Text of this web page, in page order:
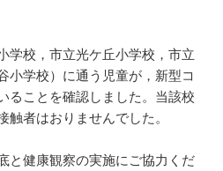
学校，市立光ケ丘小学校，市立
小学校）に通う児童が，新型コ
ることを確認しました。当該校
触者はおりませんでした。
と健康観察の実施にご協力くだ